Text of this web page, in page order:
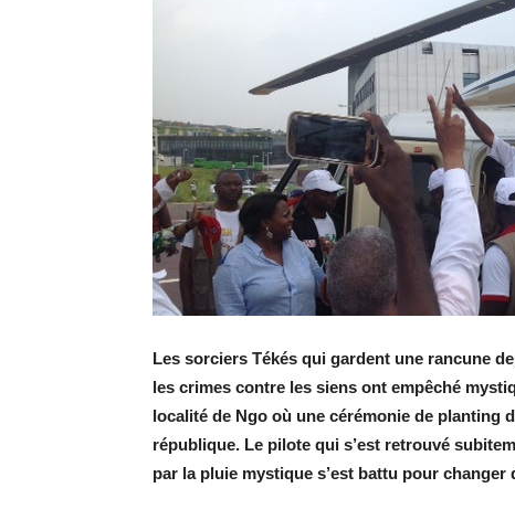
Les sorciers Tékés qui gardent une rancune
les crimes contre les siens ont empêché
localité de Ngo où une cérémonie de planting
république. Le pilote qui s’est retrouvé
par la pluie mystique s’est battu pour